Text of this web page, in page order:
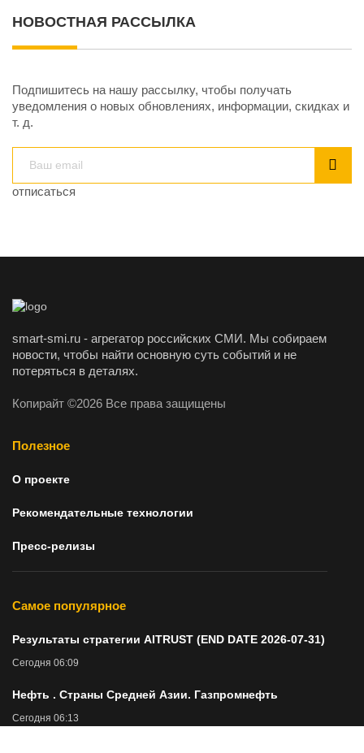
НОВОСТНАЯ РАССЫЛКА
Подпишитесь на нашу рассылку, чтобы получать
уведомления о новых обновлениях, информации, скидках и
т. д.
отписаться
smart-smi.ru - агрегатор российских СМИ. Мы собираем
новости, чтобы найти основную суть событий и не
потеряться в деталях.
Копирайт ©2026 Все права защищены
Полезное
О проекте
Рекомендательные технологии
Пресс-релизы
Самое популярное
Результаты стратегии AITRUST (END DATE 2026-07-31)
Сегодня 06:09
Нефть . Страны Средней Азии. Газпромнефть
Сегодня 06:13